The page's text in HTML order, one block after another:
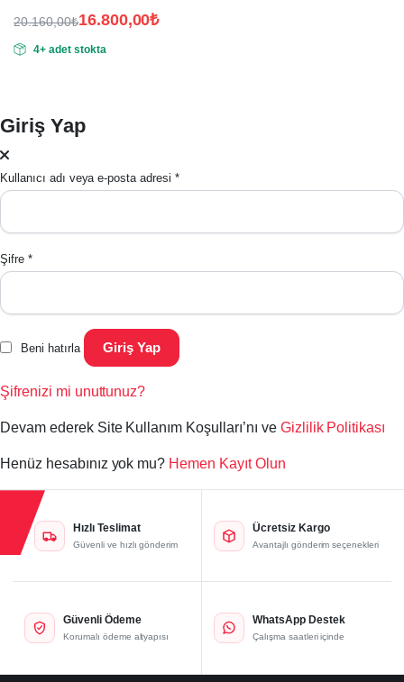
20.160,00₺
fiyat:
16.800,00₺
andaki
4+ adet stokta
Giriş Yap
Kullanıcı adı veya e-posta adresi *
Şifre *
Beni hatırla Giriş Yap
Şifrenizi mi unuttunuz?
Devam ederek Site Kullanım Koşulları’nı ve Gizlilik Politikası
Henüz hesabınız yok mu? Hemen Kayıt Olun
Hızlı Teslimat
Güvenli ve hızlı gönderim
Ücretsiz Kargo
Avantajlı gönderim seçenekleri
Güvenli Ödeme
Korumalı ödeme altyapısı
WhatsApp Destek
Çalışma saatleri içinde